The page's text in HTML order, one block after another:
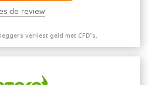
de review
verliest geld met CFD’s.